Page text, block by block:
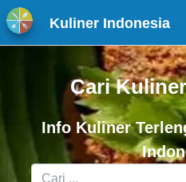
Kuliner Indonesia
Cari
Info Kuliner